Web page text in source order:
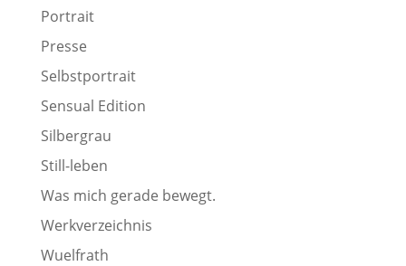
Portrait
Presse
Selbstportrait
Sensual Edition
Silbergrau
Still-leben
Was mich gerade bewegt.
Werkverzeichnis
Wuelfrath